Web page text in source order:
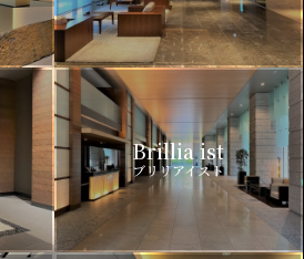
Brillia ist
ブリリアイスト